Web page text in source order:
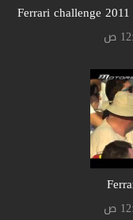
Ferrari challenge